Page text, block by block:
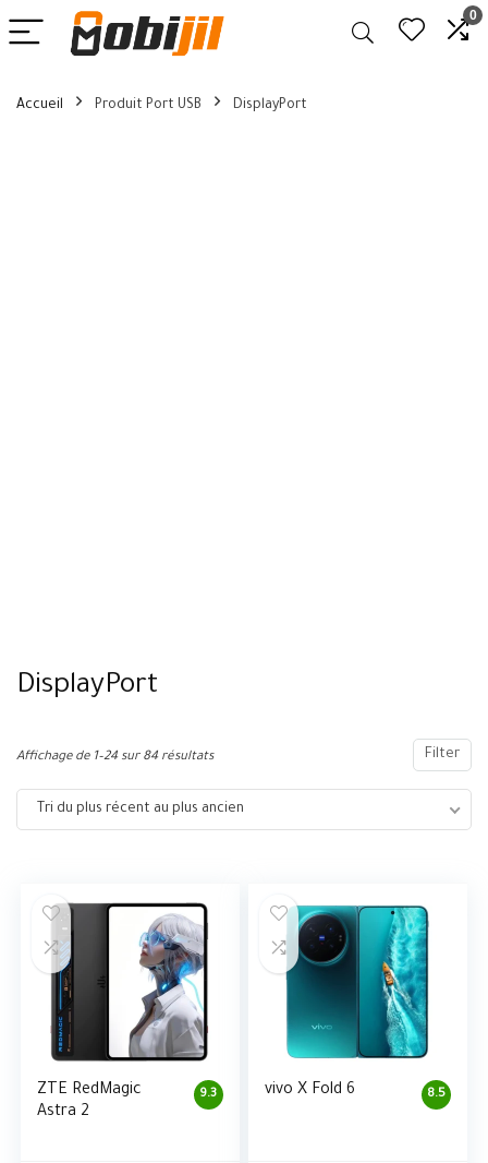
0
Accueil Produit Port USB DisplayPort
DisplayPort
Filter
Affichage de 1–24 sur 84 résultats
Tri du plus récent au plus ancien
9.3
ZTE RedMagic
Astra 2
8.5
vivo X Fold 6